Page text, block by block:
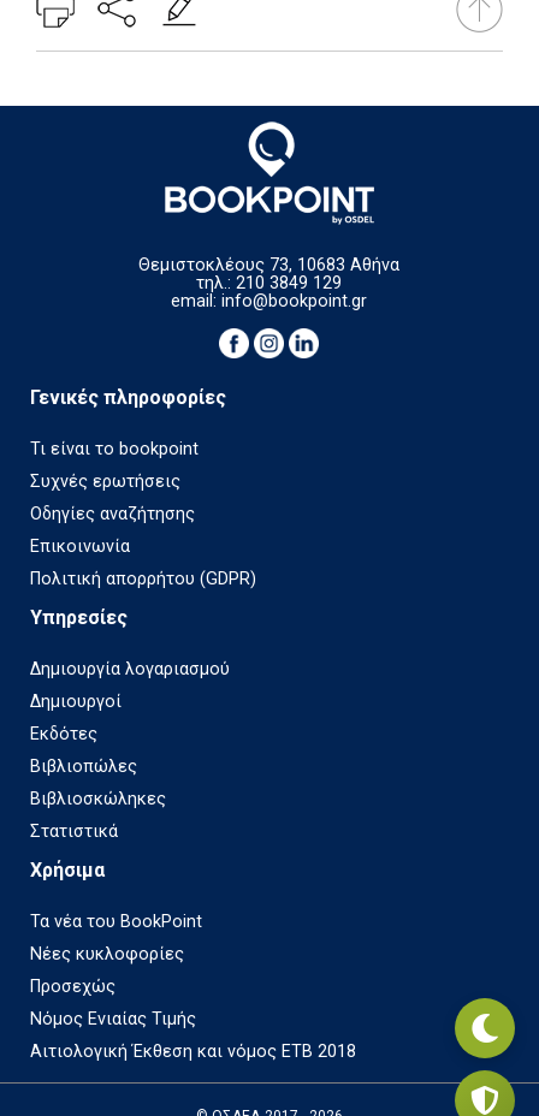
Θεμιστοκλέους 73, 10683 Αθήνα
τηλ.: 210 3849 129
email:info@bookpoint.gr
Γενικές πληροφορίες
Τι είναι το bookpoint
Συχνές ερωτήσεις
Οδηγίες αναζήτησης
Επικοινωνία
Πολιτική απορρήτου (GDPR)
Υπηρεσίες
Δημιουργία λογαριασμού
Δημιουργοί
Εκδότες
Βιβλιοπώλες
Βιβλιοσκώληκες
Στατιστικά
Χρήσιμα
Τα νέα του BookPoint
Νέες κυκλοφορίες
Προσεχώς
Νόμος Ενιαίας Τιμής
Αιτιολογική Έκθεση και νόμος ΕΤΒ 2018